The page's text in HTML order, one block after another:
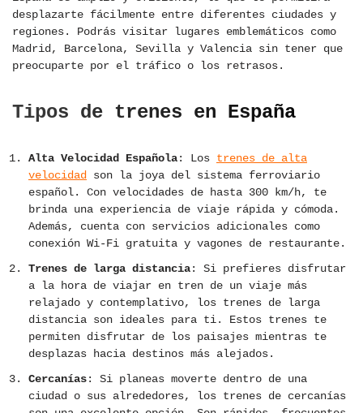
desplazarte fácilmente entre diferentes ciudades y
regiones. Podrás visitar lugares emblemáticos como
Madrid, Barcelona, Sevilla y Valencia sin tener que
preocuparte por el tráfico o los retrasos.
Tipos de trenes en España
Alta Velocidad Española: Los trenes de alta
velocidad son la joya del sistema ferroviario
español. Con velocidades de hasta 300 km/h, te
brinda una experiencia de viaje rápida y cómoda.
Además, cuenta con servicios adicionales como
conexión Wi-Fi gratuita y vagones de restaurante.
Trenes de larga distancia: Si prefieres disfrutar
a la hora de viajar en tren de un viaje más
relajado y contemplativo, los trenes de larga
distancia son ideales para ti. Estos trenes te
permiten disfrutar de los paisajes mientras te
desplazas hacia destinos más alejados.
Cercanías: Si planeas moverte dentro de una
ciudad o sus alrededores, los trenes de cercanías